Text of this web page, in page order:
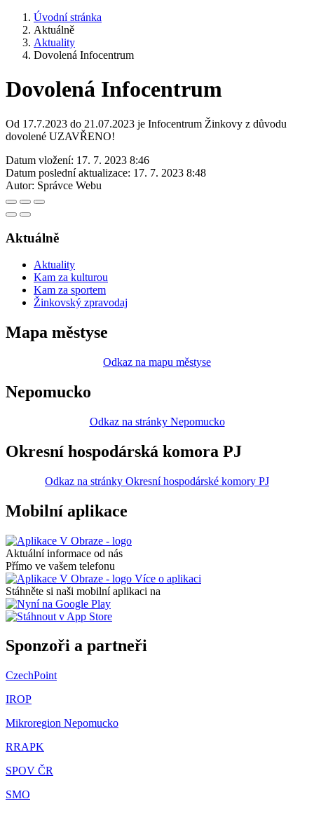
Úvodní stránka
Aktuálně
Aktuality
Dovolená Infocentrum
Dovolená Infocentrum
Od 17.7.2023 do 21.07.2023 je Infocentrum Žinkovy z důvodu
dovolené UZAVŘENO!
Datum vložení: 17. 7. 2023 8:46
Datum poslední aktualizace: 17. 7. 2023 8:48
Autor: Správce Webu
Aktuálně
Aktuality
Kam za kulturou
Kam za sportem
Žinkovský zpravodaj
Mapa městyse
Odkaz na mapu městyse
Nepomucko
Odkaz na stránky Nepomucko
Okresní hospodárská komora PJ
Odkaz na stránky Okresní hospodárské komory PJ
Mobilní aplikace
Aktuální informace od nás
Přímo ve vašem telefonu
Více o aplikaci
Stáhněte si naši mobilní aplikaci na
Sponzoři a partneři
CzechPoint
IROP
Mikroregion Nepomucko
RRAPK
SPOV ČR
SMO